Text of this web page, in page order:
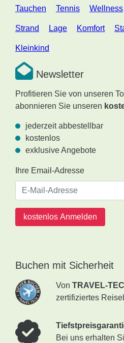
Tauchen Tennis Wellness
Strand Lage Komfort
Kleinkind
Newsletter
Profitieren Sie von unseren
abonnieren Sie unseren
jederzeit abbestellbar
kostenlos
exklusive Angebote
Ihre Email-Adresse
kostenlos Anmelden
Buchen mit Sicherheit
Von TRAVEL-
zertifiziertes
Bei uns erhalten